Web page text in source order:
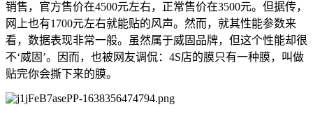
销售，官方售价在4500元左右，正常售价在3500元。但据传，
网上也有1700元左右就能贴的风声。然而，就其性能参数来
看，数据表现非常一般。虽然属于威固品牌，但这个性能却很
不‘威固’。因而，也被网友调侃：4S店的膜只有一种膜，叫做
贴完你会撕下来的膜。